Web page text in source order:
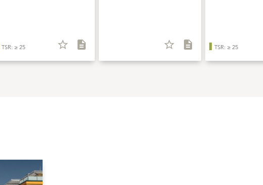
TSR: ≥ 25 star_border description star_border description TSR: ≥ 25